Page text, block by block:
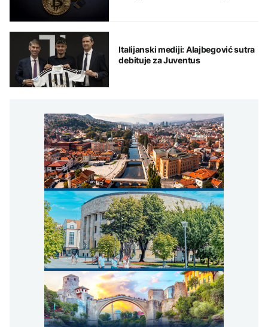
Italijanski mediji: Alajbegović sutra
debituje za Juventus